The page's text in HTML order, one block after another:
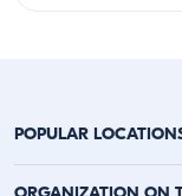
POPULAR
Alquiler de Yates en